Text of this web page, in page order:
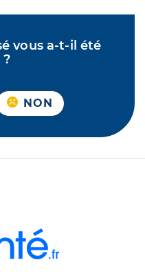
vous a-t-il été
NON